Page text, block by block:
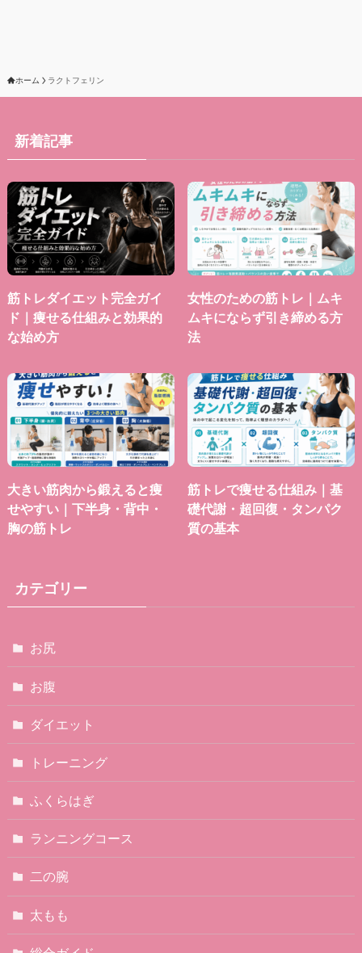
ホーム ラクトフェリン
新着記事
筋トレダイエット完全ガイ
ド｜痩せる仕組みと効果的
な始め方
女性のための筋トレ｜ムキ
ムキにならず引き締める方
法
大きい筋肉から鍛えると痩
せやすい｜下半身・背中・
胸の筋トレ
筋トレで痩せる仕組み｜基
礎代謝・超回復・タンパク
質の基本
カテゴリー
お尻
お腹
ダイエット
トレーニング
ふくらはぎ
ランニングコース
二の腕
太もも